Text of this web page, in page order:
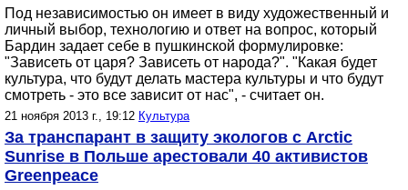
Под независимостью он имеет в виду художественный и
личный выбор, технологию и ответ на вопрос, который
Бардин задает себе в пушкинской формулировке:
"Зависеть от царя? Зависеть от народа?". "Какая будет
культура, что будут делать мастера культуры и что будут
смотреть - это все зависит от нас", - считает он.
21 ноября 2013 г., 19:12 Культура
За транспарант в защиту экологов с Arсtic
Sunrise в Польше арестовали 40 активистов
Greenpeace